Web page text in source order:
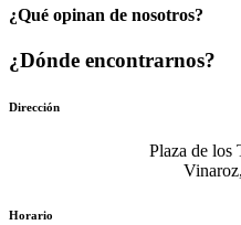
¿Qué opinan de nosotros?
¿Dónde encontrarnos?
Dirección
Plaza de los
Horario